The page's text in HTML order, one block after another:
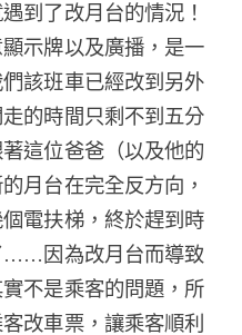
到了改月台的情況！
示牌以及廣播，是一
該班車已經改到另外
的時間只剩不到五分
這位爸爸（以及他的
月台在完全反方向，
電扶梯，終於趕到時
……因為改月台而導致
不是乘客的問題，所
改車票，讓乘客順利